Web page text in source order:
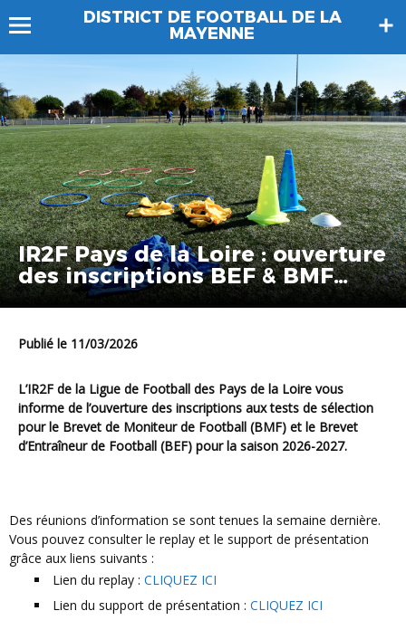
DISTRICT DE FOOTBALL DE LA
MAYENNE
IR2F Pays de la Loire : ouverture
des inscriptions BEF & BMF
2026-2027
Publié le 11/03/2026
L’IR2F de la Ligue de Football des Pays de la Loire vous
informe de l’ouverture des inscriptions aux tests de sélection
pour le Brevet de Moniteur de Football (BMF) et le Brevet
d’Entraîneur de Football (BEF) pour la saison 2026-2027.
Des réunions d’information se sont tenues la semaine dernière.
Vous pouvez consulter le replay et le support de présentation
grâce aux liens suivants :
Lien du replay : CLIQUEZ ICI
Lien du support de présentation : CLIQUEZ ICI